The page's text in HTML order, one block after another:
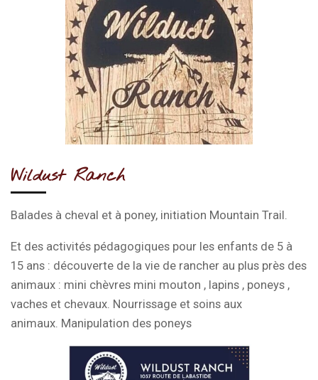
Wildust Ranch
Balades à cheval et à poney, initiation Mountain Trail.
Et des activités pédagogiques pour les enfants de 5 à
15 ans : découverte de la vie de rancher au plus près des
animaux : mini chèvres mini mouton , lapins , poneys ,
vaches et chevaux. Nourrissage et soins aux
animaux. Manipulation des poneys